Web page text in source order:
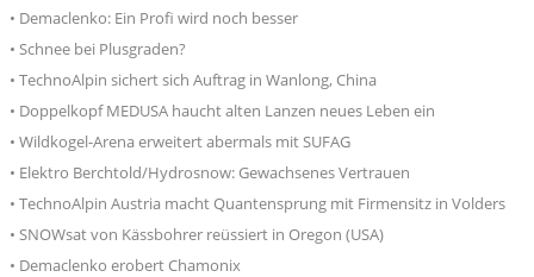
• Demaclenko: Ein Profi wird noch besser
• Schnee bei Plusgraden?
• TechnoAlpin sichert sich Auftrag in Wanlong, China
• Doppelkopf MEDUSA haucht alten Lanzen neues Leben ein
• Wildkogel-Arena erweitert abermals mit SUFAG
• Elektro Berchtold/Hydrosnow: Gewachsenes Vertrauen
• TechnoAlpin Austria macht Quantensprung mit Firmensitz in Volders
• SNOWsat von Kässbohrer reüssiert in Oregon (USA)
• Demaclenko erobert Chamonix